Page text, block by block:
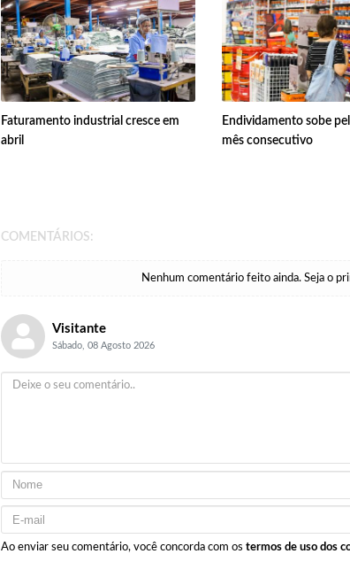
Faturamento industrial cresce em
abril
Endividamento sobe
mês consecutivo
COMENTÁRIOS:
Nenhum comentário feito ainda. Seja o
Visitante
Sábado, 08 Agosto 2026
Ao enviar seu comentário, você concorda com os termos de uso dos